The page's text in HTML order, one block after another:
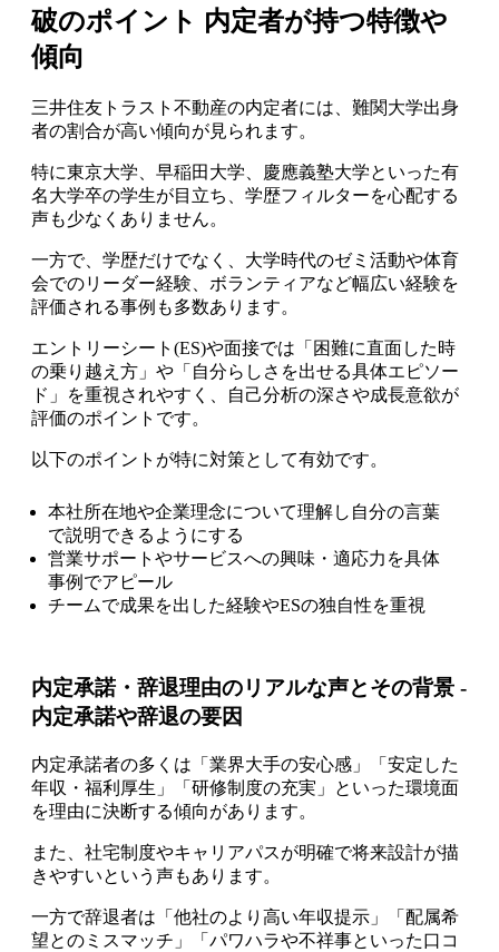
破のポイント 内定者が持つ特徴や
傾向
三井住友トラスト不動産の内定者には、難関大学出身
者の割合が高い傾向が見られます。
特に東京大学、早稲田大学、慶應義塾大学といった有
名大学卒の学生が目立ち、学歴フィルターを心配する
声も少なくありません。
一方で、学歴だけでなく、大学時代のゼミ活動や体育
会でのリーダー経験、ボランティアなど幅広い経験を
評価される事例も多数あります。
エントリーシート(ES)や面接では「困難に直面した時
の乗り越え方」や「自分らしさを出せる具体エピソー
ド」を重視されやすく、自己分析の深さや成長意欲が
評価のポイントです。
以下のポイントが特に対策として有効です。
本社所在地や企業理念について理解し自分の言葉
で説明できるようにする
営業サポートやサービスへの興味・適応力を具体
事例でアピール
チームで成果を出した経験やESの独自性を重視
内定承諾・辞退理由のリアルな声とその背景 -
内定承諾や辞退の要因
内定承諾者の多くは「業界大手の安心感」「安定した
年収・福利厚生」「研修制度の充実」といった環境面
を理由に決断する傾向があります。
また、社宅制度やキャリアパスが明確で将来設計が描
きやすいという声もあります。
一方で辞退者は「他社のより高い年収提示」「配属希
望とのミスマッチ」「パワハラや不祥事といった口コ